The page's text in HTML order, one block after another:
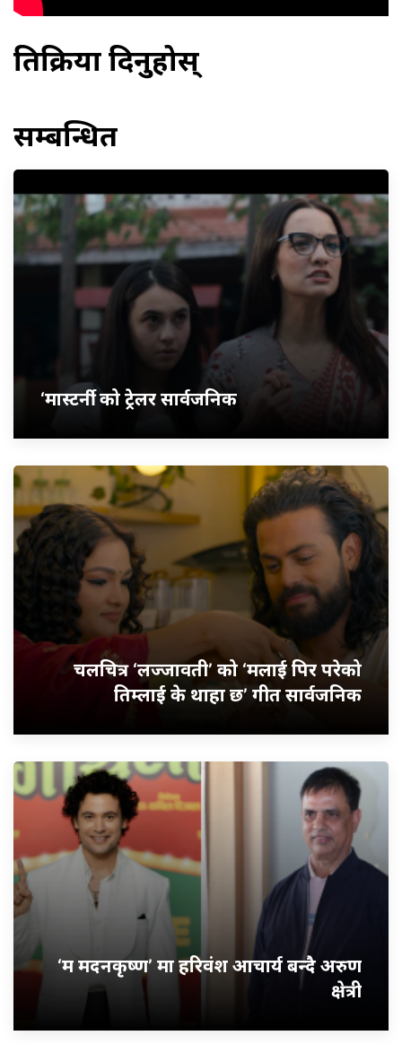
प्रतिक्रिया दिनुहोस्
सम्बन्धित
‘मास्टर्नी’ को ट्रेलर सार्वजनिक
चलचित्र ‘लज्जावती’ को ‘मलाई पिर परेको
तिम्लाई के थाहा छ’ गीत सार्वजनिक
‘म मदनकृष्ण’ मा हरिवंश आचार्य बन्दै अरुण
क्षेत्री